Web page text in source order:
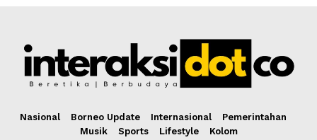
Nasional Borneo Update Internasional
Pemerintahan
Musik
Sports Lifestyle Kolom